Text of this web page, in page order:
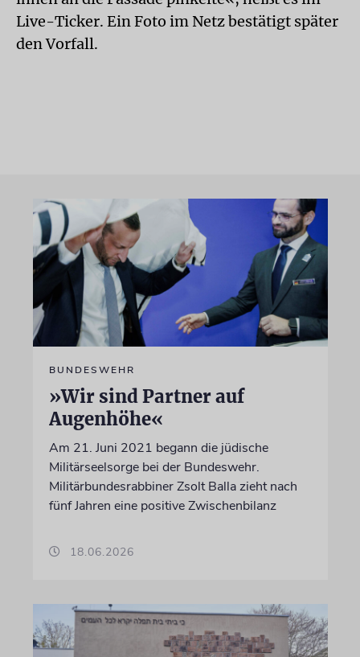
Live-Ticker. Ein Foto im Netz bestätigt später
den Vorfall.
BUNDESWEHR
»Wir sind Partner auf
Augenhöhe«
Am 21. Juni 2021 begann die jüdische
Militärseelsorge bei der Bundeswehr.
Militärbundesrabbiner Zsolt Balla zieht nach
fünf Jahren eine positive Zwischenbilanz
18.06.2026